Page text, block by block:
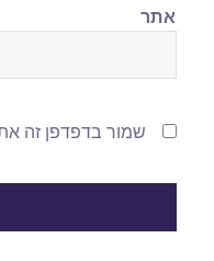
אתר
שמור בדפדפן זה